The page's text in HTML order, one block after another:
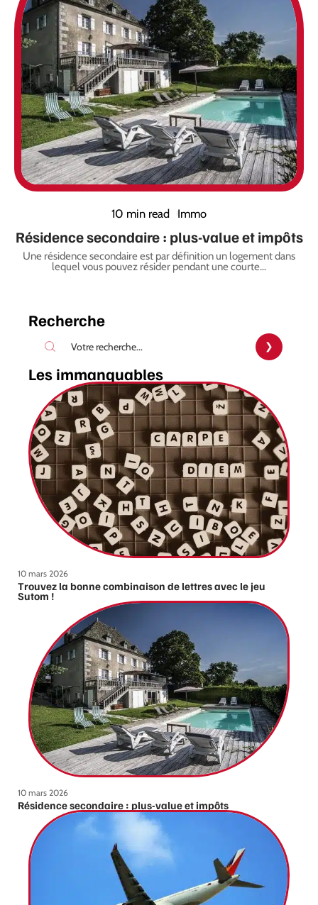
10 min read Immo
Résidence secondaire : plus-value et impôts
Une résidence secondaire est par définition un logement dans
lequel vous pouvez résider pendant une courte…
Recherche
Les immanquables
10 mars 2026
Trouvez la bonne combinaison de lettres avec le jeu
Sutom !
10 mars 2026
Résidence secondaire : plus-value et impôts